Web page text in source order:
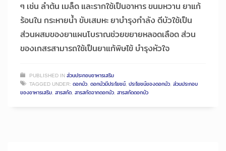
ๆ เช่น ลำต้น เมล็ด และรากใช้เป็นอาหาร ขนมหวาน ยาแก้
ร้อนใน กระหายน้ำ ขับเสมหะ ยาบำรุงกำลัง ดีบัวใช้เป็น
ส่วนผสมของยาแผนโบราณช่วยขยายหลอดเลือด ส่วน
ของเกสรสามารถใช้เป็นยาแก้พิษไข้ บำรุงหัวใจ
PUBLISHED INส่วนประกอบอาหารเสริม
TAGGED UNDER: ดอกบัว, ดอกบัวมีประโยชน์, ประโยชน์ของดอกบัว, ส่วนประกอบ
ของอาหารเสริม, สารสกัด, สารสกัดจากดอกบัว, สารสกัดดอกบัว